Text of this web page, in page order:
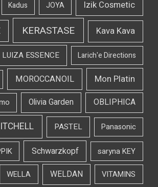
Izik Cosmetic
JOYA
Kadus
Kava Kava
KERASTASE
Larich'e Directions
LUIZA ESSENCE
Mon Platin
MOROCCANOIL
OBLIPHICA
Olivia Garden
Panasonic
PASTEL
saryna KEY
Schwarzkopf
VITAMINS
WELDAN
WELLA